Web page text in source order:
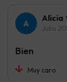
Alicia
Julio
Muy caro
Bien